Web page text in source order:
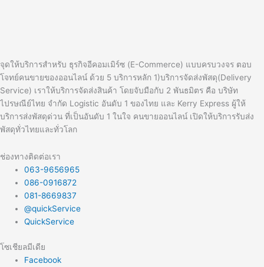
จุดให้บริการสำหรับ ธุรกิจอีคอมเมิร์ซ (E-Commerce) แบบครบวงจร ตอบ
โจทย์คนขายของออนไลน์ ด้วย 5 บริการหลัก 1)บริการจัดส่งพัสดุ(Delivery
Service) เราให้บริการจัดส่งสินค้า โดยจับมือกับ 2 พันธมิตร คือ บริษัท
ไปรษณีย์ไทย จำกัด Logistic อันดับ 1 ของไทย และ Kerry Express ผู้ให้
บริการส่งพัสดุด่วน ที่เป็นอันดับ 1 ในใจ คนขายออนไลน์ เปิดให้บริการรับส่ง
พัสดุทั่วไทยและทั่วโลก
ช่องทางติดต่อเรา
063-9656965
086-0916872
081-8669837
@quickService
QuickService
โซเชียลมีเดีย
Facebook